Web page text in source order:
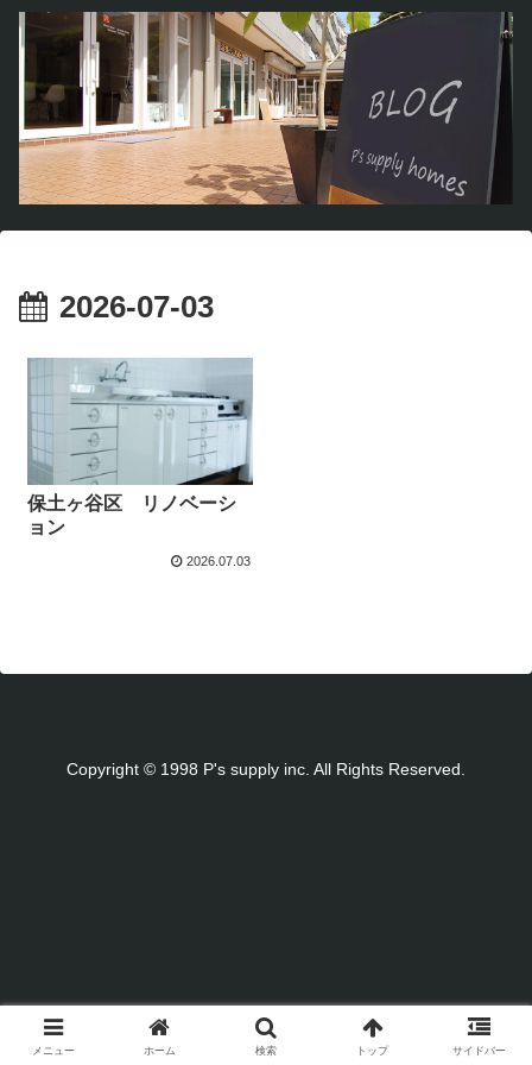
2026-07-03
保土ヶ谷区 リノベーシ
ョン
2026.07.03
Copyright © 1998 P's supply inc. All Rights Reserved.
メニュー ホーム 検索 トップ サイドバー